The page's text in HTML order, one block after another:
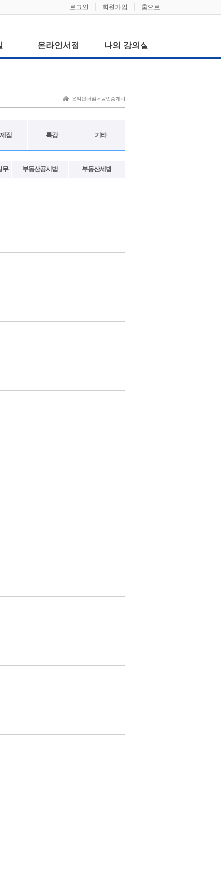
로그인 회원가입 홈으로
온라인서점 나의 강의실
온라인서점 > 공인중개사
집 특강 기타
무 부동산공시법 부동산세법